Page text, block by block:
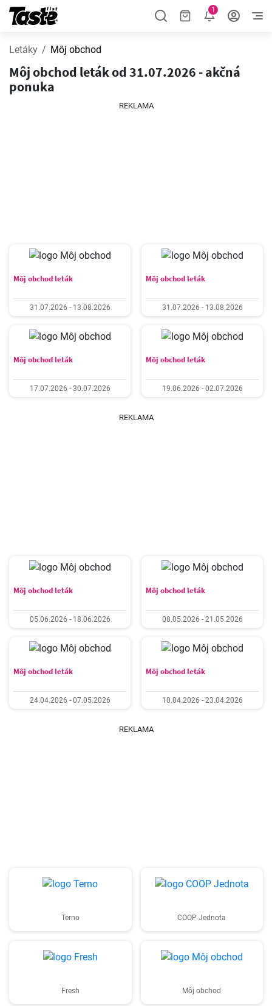
1
Letáky Môj obchod
Môj obchod leták od 31.07.2026 - akčná
ponuka
REKLAMA
Môj obchod leták
31.07.2026 - 13.08.2026
Môj obchod leták
31.07.2026 - 13.08.2026
Môj obchod leták
17.07.2026 - 30.07.2026
Môj obchod leták
19.06.2026 - 02.07.2026
REKLAMA
Môj obchod leták
05.06.2026 - 18.06.2026
Môj obchod leták
08.05.2026 - 21.05.2026
Môj obchod leták
24.04.2026 - 07.05.2026
Môj obchod leták
10.04.2026 - 23.04.2026
REKLAMA
Terno COOP Jednota
Fresh Môj obchod